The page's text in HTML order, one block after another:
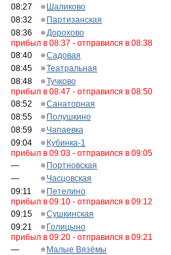
08:27
Шаликово
08:32
Партизанская
08:36
Дорохово
прибыл в 08:37 - отправился в 08:38
08:40
Садовая
08:45
Театральная
08:48
Тучково
прибыл в 08:47 - отправился в 08:50
08:52
Санаторная
08:55
Полушкино
08:59
Чапаевка
09:04
Кубинка-1
прибыл в 09:03 - отправился в 09:05
—
Портновская
—
Часцовская
09:11
Петелино
прибыл в 09:10 - отправился в 09:12
09:15
Сушкинская
09:21
Голицыно
прибыл в 09:20 - отправился в 09:21
—
Малые Вязёмы